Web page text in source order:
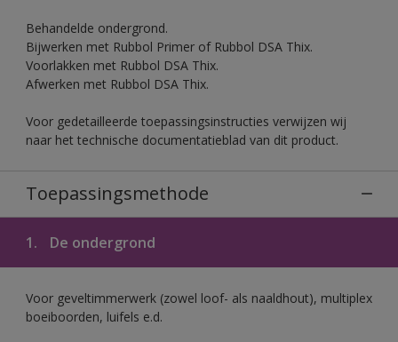
Behandelde ondergrond.
Bijwerken met Rubbol Primer of Rubbol DSA Thix.
Voorlakken met Rubbol DSA Thix.
Afwerken met Rubbol DSA Thix.
Voor gedetailleerde toepassingsinstructies verwijzen wij
naar het technische documentatieblad van dit product.
Toepassingsmethode
1. De ondergrond
Voor geveltimmerwerk (zowel loof- als naaldhout), multiplex
boeiboorden, luifels e.d.